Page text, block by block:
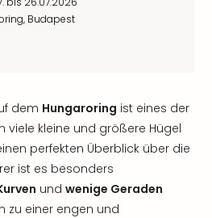
Budapest
dem Hungaroring ist eines der
viele kleine und größere Hügel
perfekten Überblick über die
ist es besonders
und wenige Geraden
zu einer engen und